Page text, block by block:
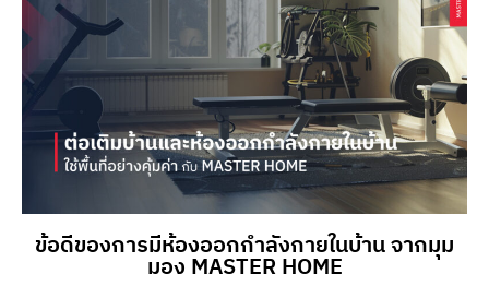
ข้อดีของการมีห้องออกกำลังกายในบ้าน จากมุม
มอง MASTER HOME